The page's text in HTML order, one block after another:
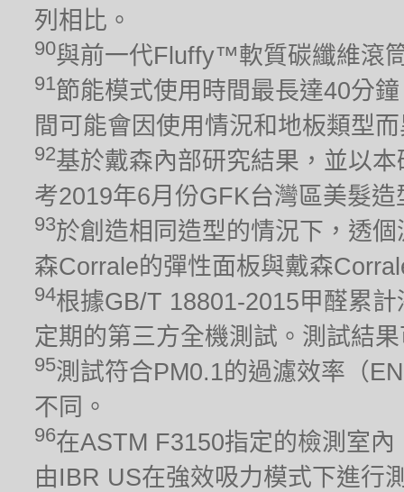
列相比。
90與前一代Fluffy™軟質碳纖維滾
91節能模式使用時間最長達40分
間可能會因使用情況和地板類型
92基於戴森內部研究結果，並以
考2019年6月份GFK台灣區美髮
93於創造相同造型的情況下，透
森Corrale的彈性面板與戴森
94根據GB/T 18801-2015甲醛累
定期的第三方全機測試。測試結
95測試符合PM0.1的過濾效率（
不同。
96在ASTM F3150指定的檢測室
由IBR US在強效吸力模式下進行